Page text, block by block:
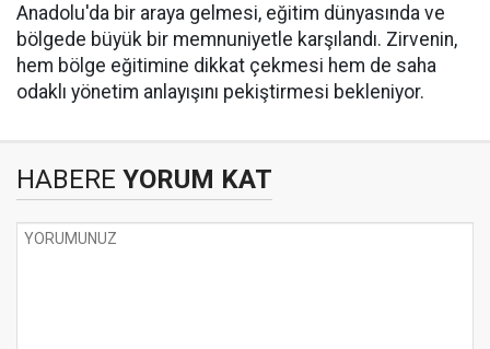
Anadolu'da bir araya gelmesi, eğitim dünyasında ve
bölgede büyük bir memnuniyetle karşılandı. Zirvenin,
hem bölge eğitimine dikkat çekmesi hem de saha
odaklı yönetim anlayışını pekiştirmesi bekleniyor.
HABERE YORUM KAT